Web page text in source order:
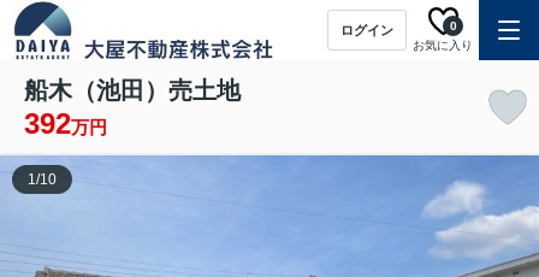
ログイン
お気に入り
0
船木（池田）売土地
392万円
1/10